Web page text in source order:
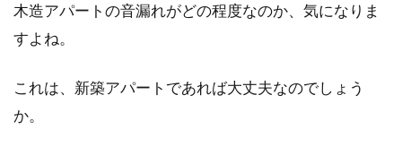
木造アパートの音漏れがどの程度なのか、気になりま
すよね。
これは、新築アパートであれば大丈夫なのでしょう
か。